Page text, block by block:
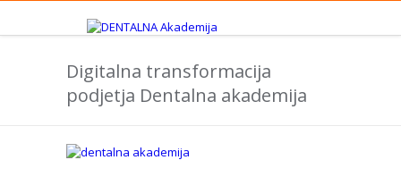
Digitalna transformacija
podjetja Dentalna akademija